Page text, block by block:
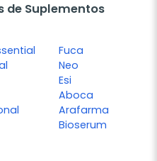
de Suplementos
Fuca
Neo
Esi
Aboca
Arafarma
Bioserum